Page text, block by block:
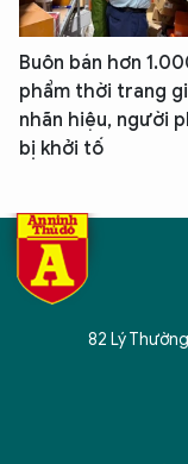
Buôn bán hơn
phẩm thời trang
nhãn hiệu, người
bị khởi tố
82 Lý